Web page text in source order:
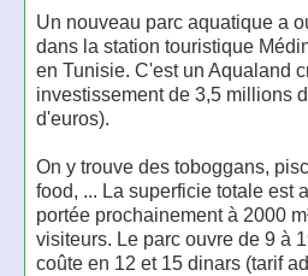
Un nouveau parc aquatique a
dans la station touristique
en Tunisie. C'est un Aqualand
investissement de 3,5 millions
d'euros).
On y trouve des toboggans,
food, ... La superficie totale est
portée prochainement à 2000
visiteurs. Le parc ouvre de 9 à
coûte en 12 et 15 dinars (tarif